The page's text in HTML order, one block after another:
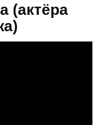
(актёра